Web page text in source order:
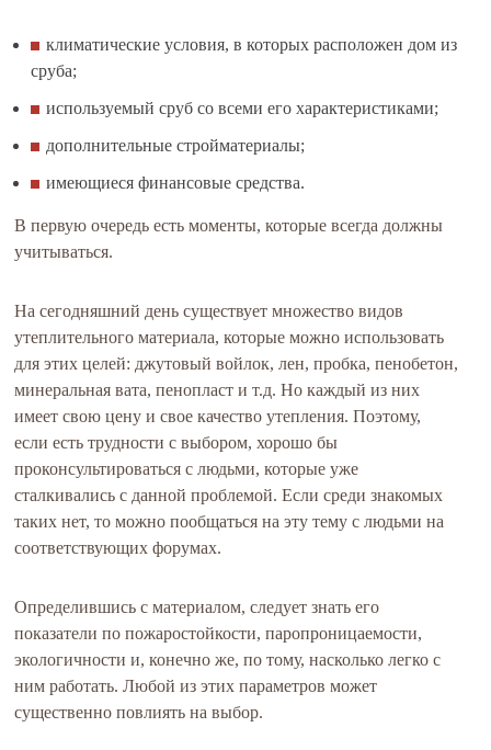
климатические условия, в которых расположен дом из
сруба;
используемый сруб со всеми его характеристиками;
дополнительные стройматериалы;
имеющиеся финансовые средства.
В первую очередь есть моменты, которые всегда должны
учитываться.
На сегодняшний день существует множество видов
утеплительного материала, которые можно использовать
для этих целей: джутовый войлок, лен, пробка, пенобетон,
минеральная вата, пенопласт и т.д. Но каждый из них
имеет свою цену и свое качество утепления. Поэтому,
если есть трудности с выбором, хорошо бы
проконсультироваться с людьми, которые уже
сталкивались с данной проблемой. Если среди знакомых
таких нет, то можно пообщаться на эту тему с людьми на
соответствующих форумах.
Определившись с материалом, следует знать его
показатели по пожаростойкости, паропроницаемости,
экологичности и, конечно же, по тому, насколько легко с
ним работать. Любой из этих параметров может
существенно повлиять на выбор.